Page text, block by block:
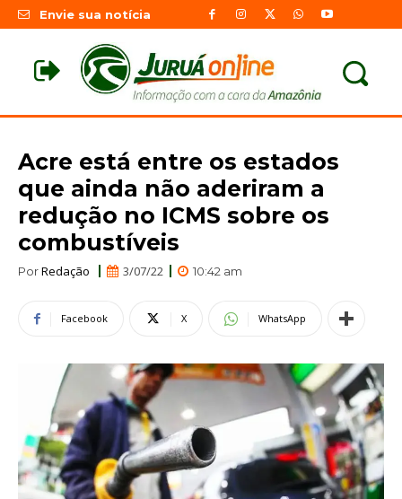
Envie sua notícia
Acre está entre os estados
que ainda não aderiram a
redução no ICMS sobre os
combustíveis
PorRedação 3/07/22 10:42 am
Facebook X WhatsApp